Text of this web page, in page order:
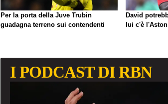
Per la porta della Juve Trubin
guadagna terreno sui contendenti
David
lui c'è
I PODCAST DI RBN